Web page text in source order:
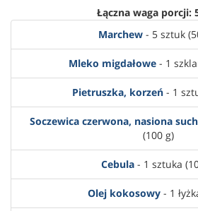
Łączna waga porcji:
Marchew- 5 sztuk
Mleko migdałowe - 1
Pietruszka, korzeń- 1
Soczewica czerwona, nasiona
(100 g)
Cebula- 1 sztuka
Olej kokosowy- 1